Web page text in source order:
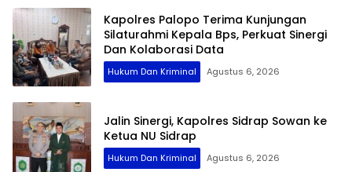
Kapolres Palopo Terima Kunjungan
Silaturahmi Kepala Bps, Perkuat Sinergi
Dan Kolaborasi Data
Hukum Dan Kriminal Agustus 6, 2026
Jalin Sinergi, Kapolres Sidrap Sowan ke
Ketua NU Sidrap
Hukum Dan Kriminal Agustus 6, 2026